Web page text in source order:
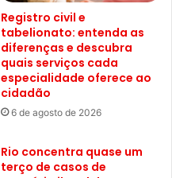
Registro civil e
tabelionato: entenda as
diferenças e descubra
quais serviços cada
especialidade oferece ao
cidadão
6 de agosto de 2026
Rio concentra quase um
terço de casos de